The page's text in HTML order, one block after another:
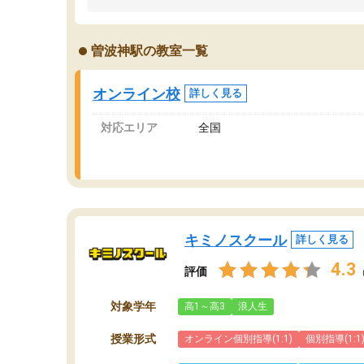
オンラインツールを使用した単語帳の共有があ
り宿題もそちらで出される形でした。
2ヶ月で担当講師の方がお辞めになると言う事で
講師変更の申し出があり、あまりに短期での変
更だった為、塾に通う事にして退会しました。
遅れも取り戻せ、授業内容や講師の方は良かっ
ま
曽波神駅の教室一覧
オンライン校 詳しく見る
対応エリア 全国
キミノスクール 詳しく見る
評価 4.3
対象学年 高1～高3 浪人生
授業形式 オンライン個別指導(1:1) 個別指導(1:1)